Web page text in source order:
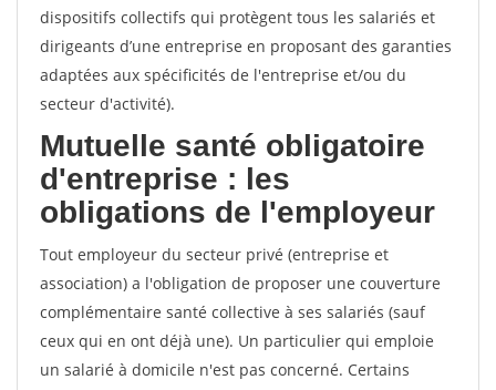
dispositifs collectifs qui protègent tous les salariés et
dirigeants d’une entreprise en proposant des garanties
adaptées aux spécificités de l'entreprise et/ou du
secteur d'activité).
Mutuelle santé obligatoire
d'entreprise : les
obligations de l'employeur
Tout employeur du secteur privé (entreprise et
association) a l'obligation de proposer une couverture
complémentaire santé collective à ses salariés (sauf
ceux qui en ont déjà une). Un particulier qui emploie
un salarié à domicile n'est pas concerné. Certains